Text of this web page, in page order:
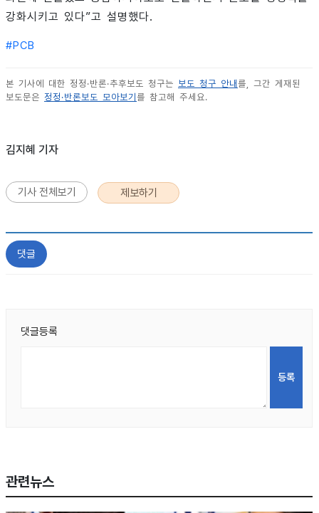
강화시키고 있다”고 설명했다.
#PCB
본 기사에 대한 정정·반론·추후보도 청구는 보도 청구 안내 를, 그간 게재된
보도문은 정정·반론보도 모아보기 를 참고해 주세요.
김지혜 기자
기사 전체보기 제보하기
댓글
댓글등록
관련뉴스